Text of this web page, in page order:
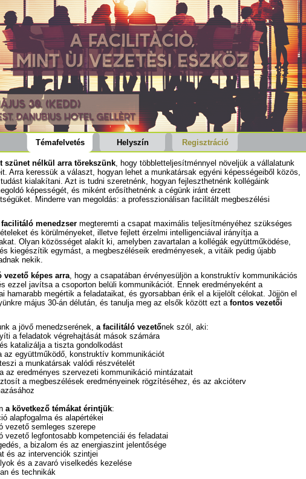
Témafelvetés Helyszín Regisztráció
szünet nélkül arra törekszünk, hogy többletteljesítménnyel növeljük a vállalatunk
Arra keressük a választ, hogyan lehet a munkatársak egyéni képességeiből közös,
kialakítani. Azt is tudni szeretnénk, hogyan fejleszthetnénk kollégáink
képességét, és miként erősíthetnénk a cégünk iránt érzett
Minderre van megoldás: a professzionálisan facilitált megbeszélési
menedzser megteremti a csapat maximális teljesítményéhez szükséges
és körülményeket, illetve fejlett érzelmi intelligenciával irányítja a
Olyan közösséget alakít ki, amelyben zavartalan a kollégák együttműködése,
kiegészítik egymást, a megbeszéléseik eredményesek, a vitáik pedig újabb
nekik.
vezető képes arra , hogy a csapatában érvényesüljön a konstruktív kommunikációs
ezzel javítsa a csoporton belüli kommunikációt. Ennek eredményeként a
hamarabb megértik a feladataikat, és gyorsabban érik el a kijelölt célokat. Jöjjön el
május 30-án délután, és tanulja meg az elsők között ezt a fontos vezetői
a jövő menedzserének, a facilitáló vezetőnek szól, aki:
a feladatok végrehajtását mások számára
katalizálja a tiszta gondolkodást
az együttműködő, konstruktív kommunikációt
a munkatársak valódi részvételét
az eredményes szervezeti kommunikáció mintázatait
a megbeszélések eredményeinek rögzítéséhez, és az akcióterv
a következő témákat érintjük:
alapfogalma és alapértékei
vezető semleges szerepe
vezető legfontosabb kompetenciái és feladatai
a bizalom és az energiaszint jelentősége
és az intervenciók szintjei
és a zavaró viselkedés kezelése
és technikák